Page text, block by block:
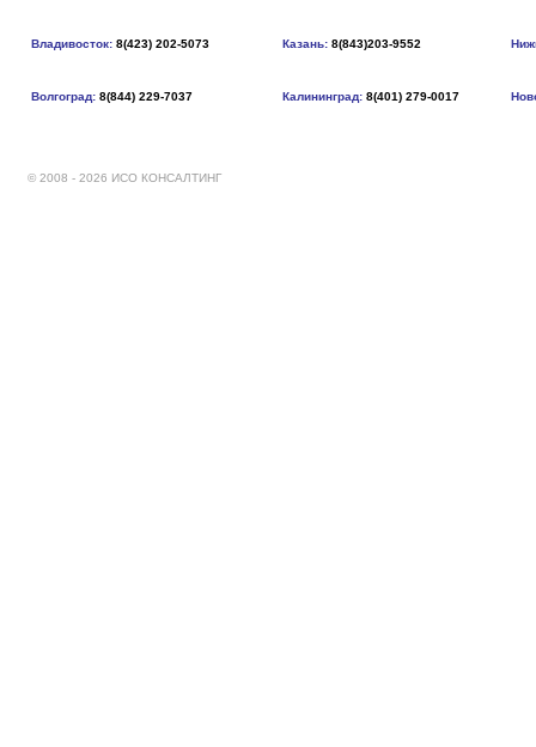
Владивосток: 8(423) 202-5073 Казань: 8(843)203-9552
Волгоград: 8(844) 229-7037 Калининград: 8(401) 279-0017
© 2008 - 2026 ИСО КОНСАЛТИНГ